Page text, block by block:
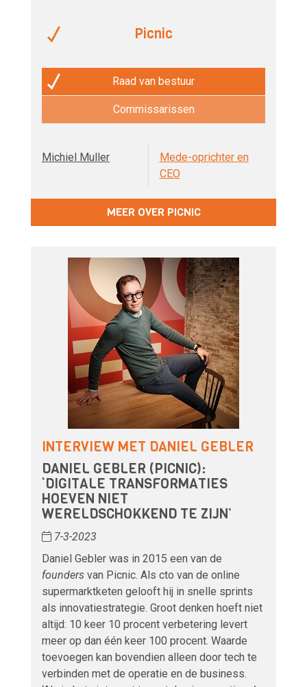
Picnic
Raad van bestuur
Commissarissen
Michiel Muller
Mede-oprichter en
CEO
MEER OVER PICNIC
INTERVIEW MET DANIEL GEBLER
DANIEL GEBLER (PICNIC):
‘DIGITALE TRANSFORMATIES
HOEVEN NIET
WERELDSCHOKKEND TE ZIJN’
7-3-2023
Daniel Gebler was in 2015 een van de
founders van Picnic. Als cto van de online
supermarktketen gelooft hij in snelle sprints
als innovatiestrategie. Groot denken hoeft niet
altijd: 10 keer 10 procent verbetering levert
meer op dan één keer 100 procent. Waarde
toevoegen kan bovendien alleen door tech te
verbinden met de operatie en de business.